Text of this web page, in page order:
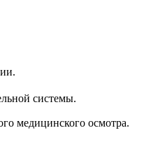
системы.
медицинского осмотра.